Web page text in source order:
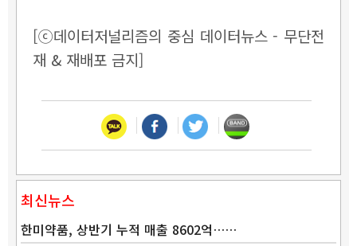
[ⓒ데이터저널리즘의 중심 데이터뉴스 - 무단전
재 & 재배포 금지]
최신뉴스
한미약품, 상반기 누적 매출 8602억……